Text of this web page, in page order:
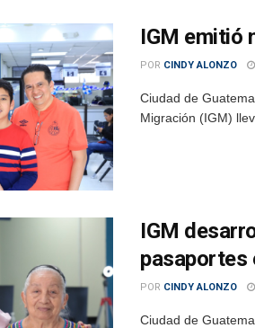
IGM emitió
POR CINDY ALONZO
Ciudad de
Migración (IGM)
IGM
pasaportes
POR CINDY ALONZO
Ciudad de